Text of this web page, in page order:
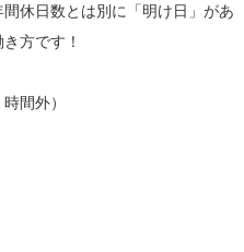
休日数とは別に「明け日」があ
方です！
間外）